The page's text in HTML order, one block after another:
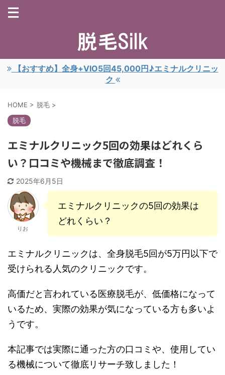
【おすすめ】全身+VIO5回45,000円♪エミナルクリニッ
ク
HOME > 脱毛 >
脱毛
エミナルクリニック5回の効果はどれくら
い？口コミや機械まで徹底調査！
2025年6月5日
りお
エミナルクリニックの5回の効果は
どれくらい？
エミナルクリニックは、全身脱毛5回が5万円以下で
受けられる人気のクリニックです。
高価だと言われている医療脱毛が、低価格になって
いるため、実際の効果が気になっている方も多いよ
うです。
本記事では実際に通った方の口コミや、使用してい
る機械について徹底リサーチ致しました！